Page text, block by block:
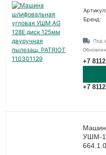
Артикул:
Бренд:
Под
+7
+7
УШМ-